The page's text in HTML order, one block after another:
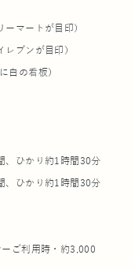
マートが目印）
ブンが目印）
白の看板）
、ひかり約1時間30分
、ひかり約1時間30分
ご利用時・約3,000